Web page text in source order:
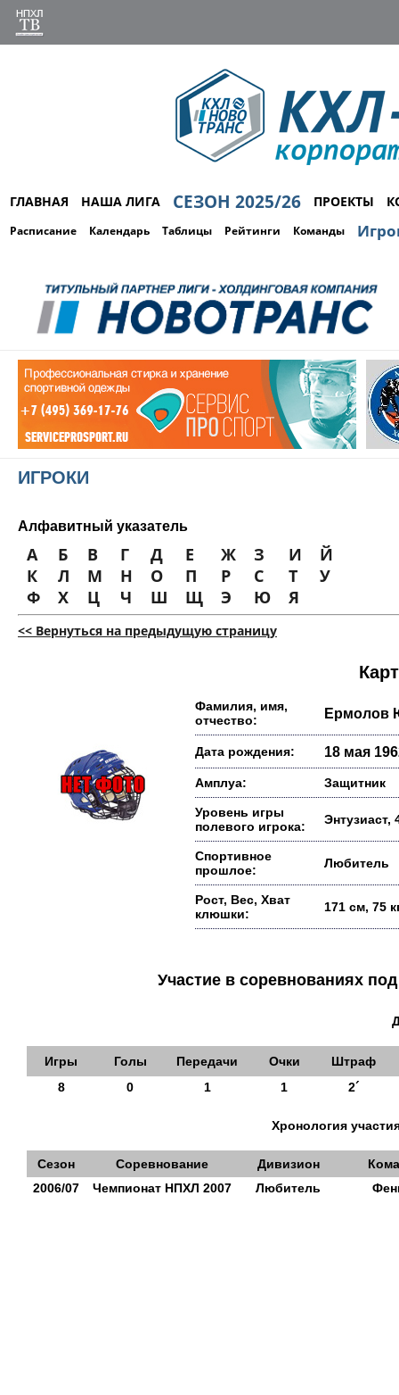
ГЛАВНАЯ НАША ЛИГА СЕЗОН 2025/26 ПРОЕКТЫ
Расписание Календарь Таблицы Рейтинги Команды
ИГРОКИ
Алфавитный указатель
А Б В Г Д Е Ж З И
Й
К
Л М Н О П Р С Т
У
Ф
Х Ц Ч Ш Щ Э Ю Я
<< Вернуться на предыдущую страницу
Фамилия, имя,
отчество:
Ермолов
Дата рождения: 18 мая
Амплуа: Защитник
Уровень игры
полевого игрока:
Энтузиаст,
Спортивное
прошлое:
Любитель
Рост, Вес, Хват
клюшки:
171 см, 75
Участие в соревнованиях
Игры Голы Передачи Очки
Штраф
8
0 1 1 2´
Хронология
Сезон Соревнование Дивизион
2006/07
Чемпионат НПХЛ 2007 Любитель